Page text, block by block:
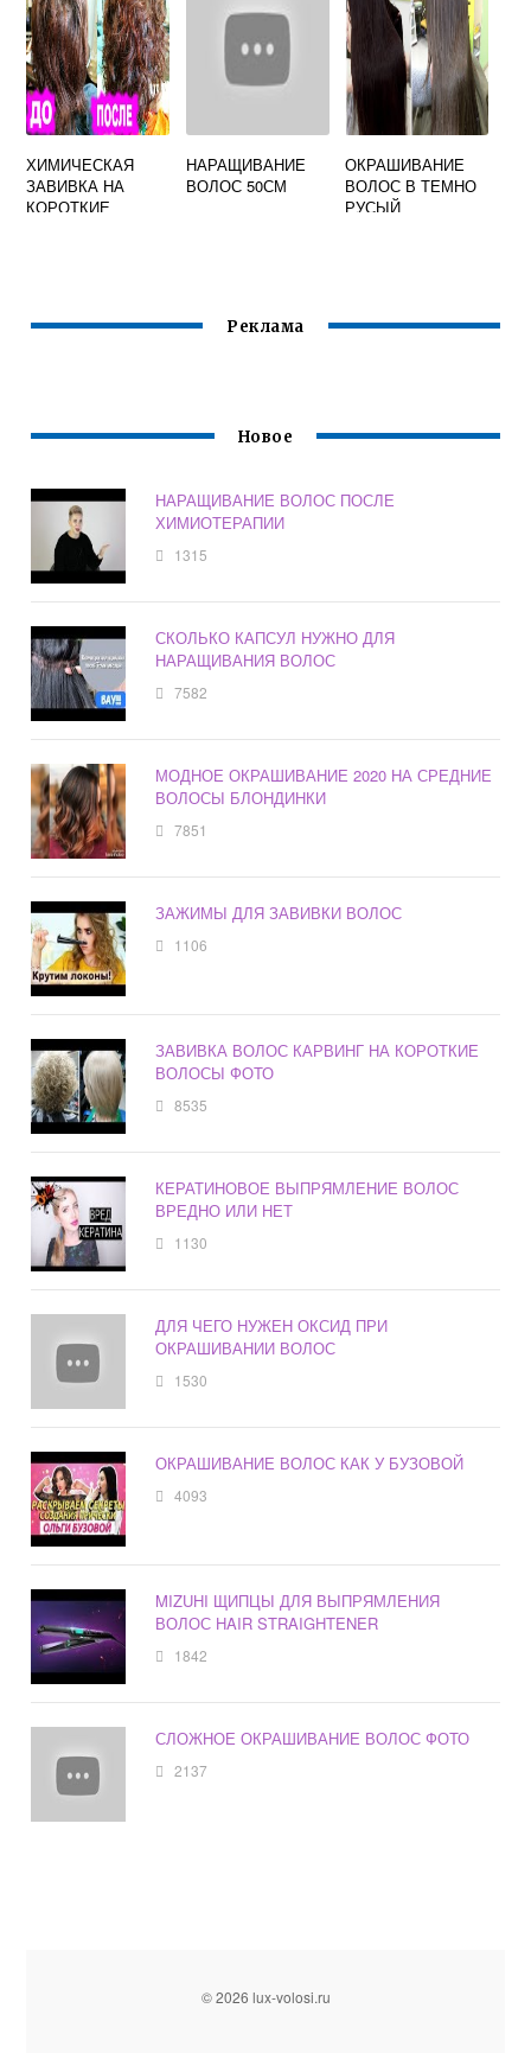
ХИМИЧЕСКАЯ
ЗАВИВКА НА
КОРОТКИЕ
НАРАЩИВАНИЕ
ВОЛОС 50СМ
ОКРАШИВАНИЕ
ВОЛОС В ТЕМНО
РУСЫЙ
Реклама
Новое
НАРАЩИВАНИЕ ВОЛОС ПОСЛЕ
ХИМИОТЕРАПИИ
1315
СКОЛЬКО КАПСУЛ НУЖНО ДЛЯ
НАРАЩИВАНИЯ ВОЛОС
7582
МОДНОЕ ОКРАШИВАНИЕ 2020 НА СРЕДНИЕ
ВОЛОСЫ БЛОНДИНКИ
7851
ЗАЖИМЫ ДЛЯ ЗАВИВКИ ВОЛОС
1106
ЗАВИВКА ВОЛОС КАРВИНГ НА КОРОТКИЕ
ВОЛОСЫ ФОТО
8535
КЕРАТИНОВОЕ ВЫПРЯМЛЕНИЕ ВОЛОС
ВРЕДНО ИЛИ НЕТ
1130
ДЛЯ ЧЕГО НУЖЕН ОКСИД ПРИ
ОКРАШИВАНИИ ВОЛОС
1530
ОКРАШИВАНИЕ ВОЛОС КАК У БУЗОВОЙ
4093
MIZUHI ЩИПЦЫ ДЛЯ ВЫПРЯМЛЕНИЯ
ВОЛОС HAIR STRAIGHTENER
1842
СЛОЖНОЕ ОКРАШИВАНИЕ ВОЛОС ФОТО
2137
© 2026 lux-volosi.ru